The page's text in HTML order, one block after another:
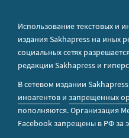
Использование текстовых и
издания Sakhapress на иных
социальных сетях
редакции Sakhapress и
В сетевом издании
иноагентов и запрещенных
пополняются. Организация
Facebook запрещены в РФ за